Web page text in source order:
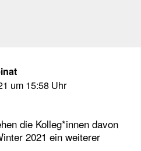
um 15:58 Uhr
die Kolleg*innen davon
2021 ein weiterer